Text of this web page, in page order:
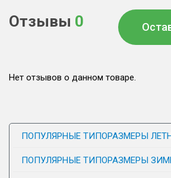
Отзывы 0
Нет отзывов о данном товаре.
ПОПУЛЯРНЫЕ ТИПОРАЗМЕРЫ
ПОПУЛЯРНЫЕ ТИПОРАЗМЕРЫ